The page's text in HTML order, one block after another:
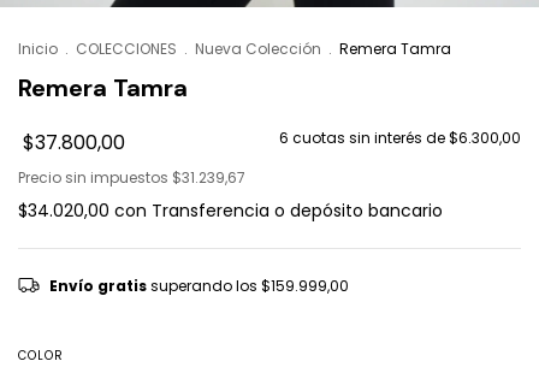
Inicio . COLECCIONES . Nueva Colección . Remera Tamra
Remera Tamra
$37.800,00 6 cuotas sin interés de$6.300,00
Precio sin impuestos $31.239,67
$34.020,00 con Transferencia o depósito bancario
Envío gratis superando los $159.999,00
COLOR